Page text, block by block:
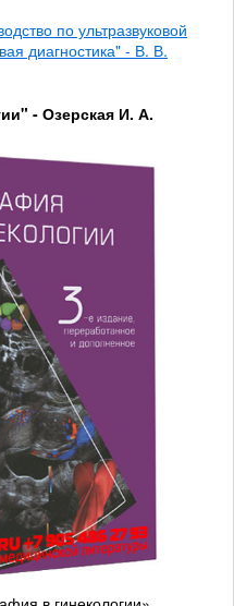
по ультразвуковой
диагностика" - В. В.
- Озерская И. А.